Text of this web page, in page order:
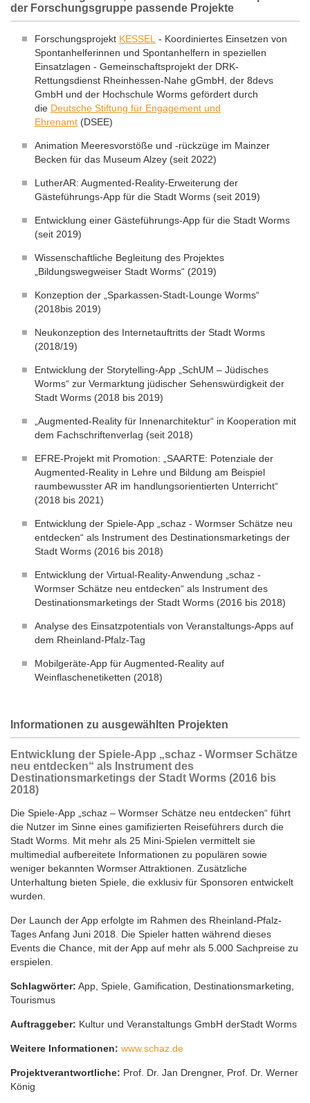
der Forschungsgruppe passende Projekte
Forschungsprojekt KESSEL - Koordiniertes Einsetzen von
Spontanhelferinnen und Spontanhelfern in speziellen
Einsatzlagen - Gemeinschaftsprojekt der DRK-
Rettungsdienst Rheinhessen-Nahe gGmbH, der 8devs
GmbH und der Hochschule Worms gefördert durch
die Deutsche Stiftung für Engagement und
Ehrenamt (DSEE)
Animation Meeresvorstöße und -rückzüge im Mainzer
Becken für das Museum Alzey (seit 2022)
LutherAR: Augmented-Reality-Erweiterung der
Gästeführungs-App für die Stadt Worms (seit 2019)
Entwicklung einer Gästeführungs-App für die Stadt Worms
(seit 2019)
Wissenschaftliche Begleitung des Projektes
„Bildungswegweiser Stadt Worms“ (2019)
Konzeption der „Sparkassen-Stadt-Lounge Worms“
(2018bis 2019)
Neukonzeption des Internetauftritts der Stadt Worms
(2018/19)
Entwicklung der Storytelling-App „SchUM – Jüdisches
Worms“ zur Vermarktung jüdischer Sehenswürdigkeit der
Stadt Worms (2018 bis 2019)
„Augmented-Reality für Innenarchitektur“ in Kooperation mit
dem Fachschriftenverlag (seit 2018)
EFRE-Projekt mit Promotion: „SAARTE: Potenziale der
Augmented-Reality in Lehre und Bildung am Beispiel
raumbewusster AR im handlungsorientierten Unterricht“
(2018 bis 2021)
Entwicklung der Spiele-App „schaz - Wormser Schätze neu
entdecken“ als Instrument des Destinationsmarketings der
Stadt Worms (2016 bis 2018)
Entwicklung der Virtual-Reality-Anwendung „schaz -
Wormser Schätze neu entdecken“ als Instrument des
Destinationsmarketings der Stadt Worms (2016 bis 2018)
Analyse des Einsatzpotentials von Veranstaltungs-Apps auf
dem Rheinland-Pfalz-Tag
Mobilgeräte-App für Augmented-Reality auf
Weinflaschenetiketten (2018)
Informationen zu ausgewählten Projekten
Entwicklung der Spiele-App „schaz - Wormser Schätze
neu entdecken“ als Instrument des
Destinationsmarketings der Stadt Worms (2016 bis
2018)
Die Spiele-App „schaz – Wormser Schätze neu entdecken“ führt
die Nutzer im Sinne eines gamifizierten Reiseführers durch die
Stadt Worms. Mit mehr als 25 Mini-Spielen vermittelt sie
multimedial aufbereitete Informationen zu populären sowie
weniger bekannten Wormser Attraktionen. Zusätzliche
Unterhaltung bieten Spiele, die exklusiv für Sponsoren entwickelt
wurden.
Der Launch der App erfolgte im Rahmen des Rheinland-Pfalz-
Tages Anfang Juni 2018. Die Spieler hatten während dieses
Events die Chance, mit der App auf mehr als 5.000 Sachpreise zu
erspielen.
Schlagwörter: App, Spiele, Gamification, Destinationsmarketing,
Tourismus
Auftraggeber: Kultur und Veranstaltungs GmbH derStadt Worms
Weitere Informationen: www.schaz.de
Projektverantwortliche: Prof. Dr. Jan Drengner, Prof. Dr. Werner
König